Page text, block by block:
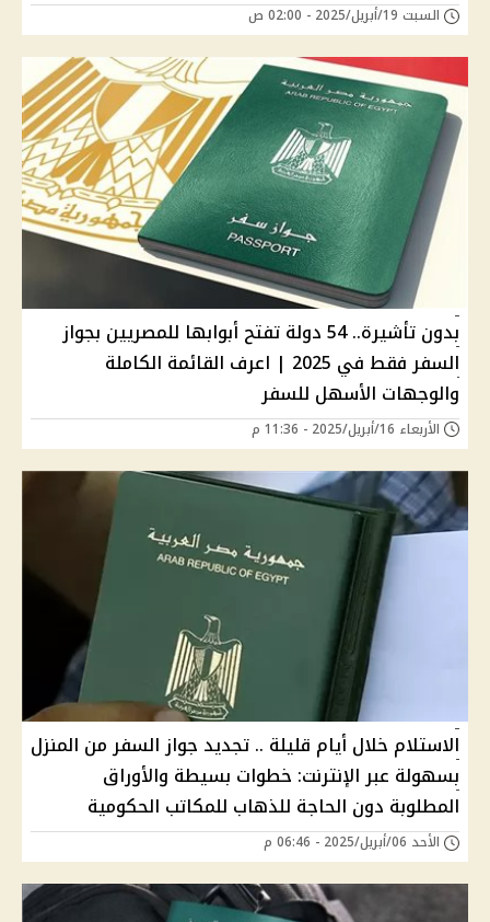
السبت 19/أبريل/2025 - 02:00 ص
بدون تأشيرة.. 54 دولة تفتح أبوابها للمصريين بجواز
السفر فقط في 2025 | اعرف القائمة الكاملة
والوجهات الأسهل للسفر
الأربعاء 16/أبريل/2025 - 11:36 م
الاستلام خلال أيام قليلة .. تجديد جواز السفر من المنزل
بسهولة عبر الإنترنت: خطوات بسيطة والأوراق
المطلوبة دون الحاجة للذهاب للمكاتب الحكومية
الأحد 06/أبريل/2025 - 06:46 م